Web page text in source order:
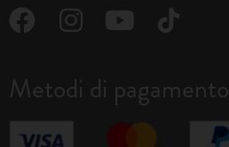
Metodi di pagamento